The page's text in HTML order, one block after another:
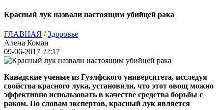
Красный лук назвали настоящим убийцей рака
ГЛАВНАЯ /Здоровье
Алена Коман
09-06-2017 22:17
Канадские ученые из Гуэлфского университета, исследуя
свойства красного лука, установили, что этот овощ можно
эффективно использовать в качестве средства борьбы с
раком. По словам экспертов, красный лук является